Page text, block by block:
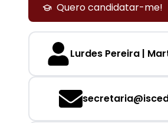
Quero candidatar-me!
Lurdes Pereira |